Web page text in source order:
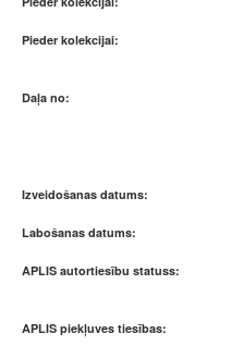
Pieder kolekcijai:
Daļa no:
Izveidošanas datums:
Labošanas datums:
APLIS autortiesību statuss:
APLIS piekļuves tiesības: